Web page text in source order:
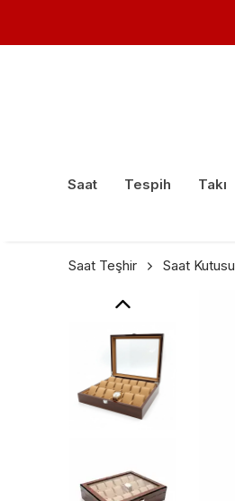
Saat Tespih Takı
Saat Teşhir Saat Kutusu